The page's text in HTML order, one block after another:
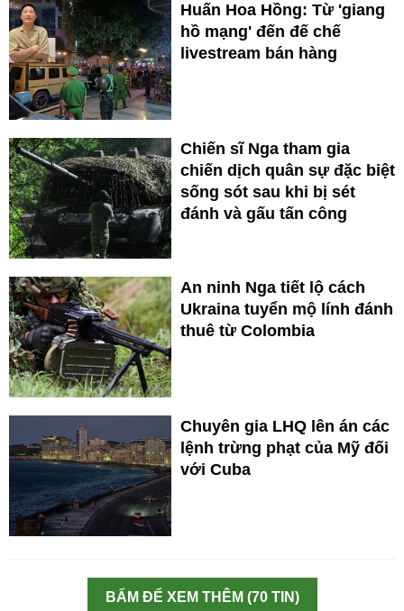
Huấn Hoa Hồng: Từ 'giang
hồ mạng' đến đế chế
livestream bán hàng
Chiến sĩ Nga tham gia
chiến dịch quân sự đặc biệt
sống sót sau khi bị sét
đánh và gấu tấn công
An ninh Nga tiết lộ cách
Ukraina tuyển mộ lính đánh
thuê từ Colombia
Chuyên gia LHQ lên án các
lệnh trừng phạt của Mỹ đối
với Cuba
BẤM ĐỂ XEM THÊM (70 TIN)